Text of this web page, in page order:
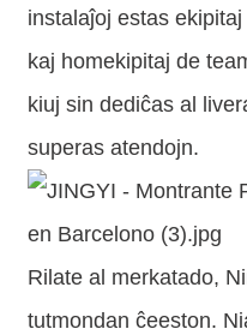
instalaĵoj estas
kaj homekipitaj de
kiuj sin dediĉas al
superas atendojn.
Rilate al merkatado,
tutmondan ĉeeston.